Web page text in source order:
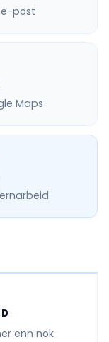
post
Maps
enn nok